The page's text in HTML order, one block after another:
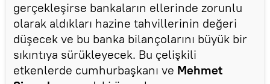
gerçekleşirse bankaların ellerinde zorunlu
olarak aldıkları hazine tahvillerinin değeri
düşecek ve bu banka bilançolarını büyük bir
sıkıntıya sürükleyecek. Bu çelişkili
etkenlerde cumhurbaşkanı ve Mehmet